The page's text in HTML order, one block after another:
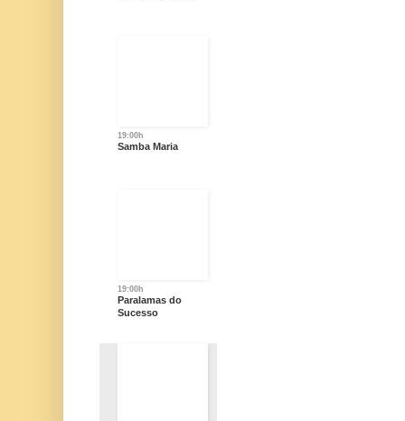
Samba Maria
19:00h
Paralamas do
Sucesso
19:00h